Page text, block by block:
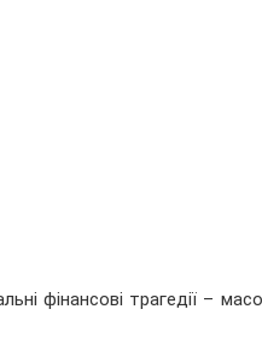
фінансові трагедії –